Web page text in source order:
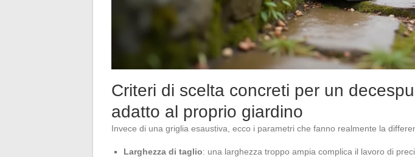
Criteri di scelta concreti per un
adatto al proprio giardino
Invece di una griglia esaustiva, ecco i parametri che fanno realmente la
Larghezza di taglio: una larghezza troppo ampia complica il lavoro di